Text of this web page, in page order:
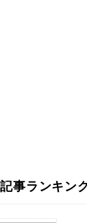
事ランキン